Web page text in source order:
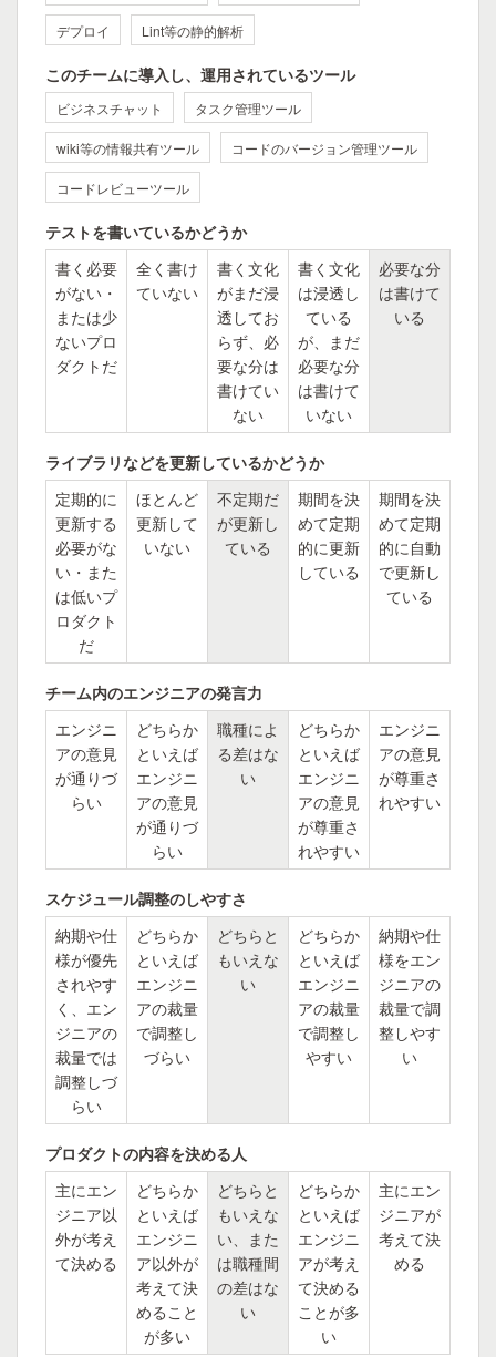
デプロイ Lint等の静的解析
このチームに導入し、運用されているツール
ビジネスチャット タスク管理ツール
wiki等の情報共有ツール コードのバージョン管理ツール
コードレビューツール
テストを書いているかどうか
書く必要
がない・
または少
ないプロ
ダクトだ
全く書け
ていない
書く文化
がまだ浸
透してお
らず、必
要な分は
書けてい
ない
書く文化
は浸透し
ている
が、まだ
必要な分
は書けて
いない
必要な分
は書けて
いる
ライブラリなどを更新しているかどうか
定期的に
更新する
必要がな
い・また
は低いプ
ロダクト
だ
ほとんど
更新して
いない
不定期だ
が更新し
ている
期間を決
めて定期
的に更新
している
期間を決
めて定期
的に自動
で更新し
ている
チーム内のエンジニアの発言力
エンジニ
アの意見
が通りづ
らい
どちらか
といえば
エンジニ
アの意見
が通りづ
らい
職種によ
る差はな
い
どちらか
といえば
エンジニ
アの意見
が尊重さ
れやすい
エンジニ
アの意見
が尊重さ
れやすい
スケジュール調整のしやすさ
納期や仕
様が優先
されやす
く、エン
ジニアの
裁量では
調整しづ
らい
どちらか
といえば
エンジニ
アの裁量
で調整し
づらい
どちらと
もいえな
い
どちらか
といえば
エンジニ
アの裁量
で調整し
やすい
納期や仕
様をエン
ジニアの
裁量で調
整しやす
い
プロダクトの内容を決める人
主にエン
ジニア以
外が考え
て決める
どちらか
といえば
エンジニ
ア以外が
考えて決
めること
が多い
どちらと
もいえな
い、また
は職種間
の差はな
い
どちらか
といえば
エンジニ
アが考え
て決める
ことが多
い
主にエン
ジニアが
考えて決
める